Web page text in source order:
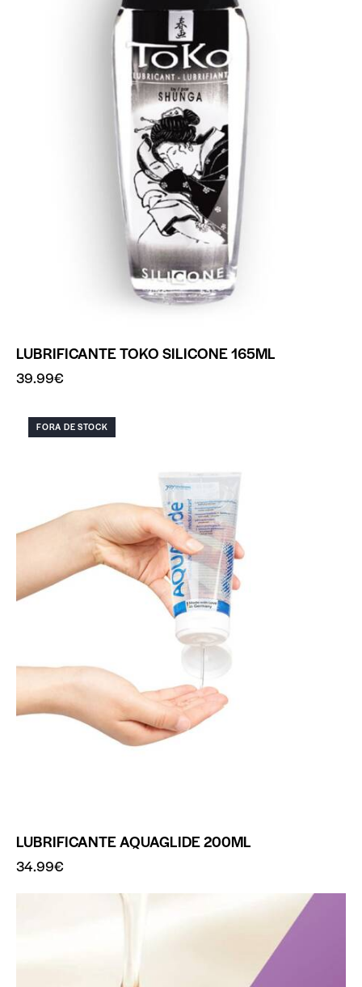
LUBRIFICANTE TOKO SILICONE 165ML
39.99€
FORA DE STOCK
LUBRIFICANTE AQUAGLIDE 200ML
34.99€